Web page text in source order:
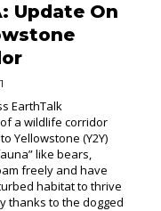
Update On
EarthTalk
a wildlife corridor
Yellowstone (Y2Y)
like bears,
freely and have
habitat to thrive
thanks to the dogged